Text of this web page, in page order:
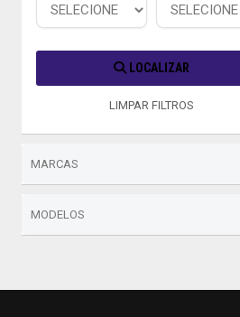
LOCALIZAR
LIMPAR FILTROS
MARCAS
MODELOS